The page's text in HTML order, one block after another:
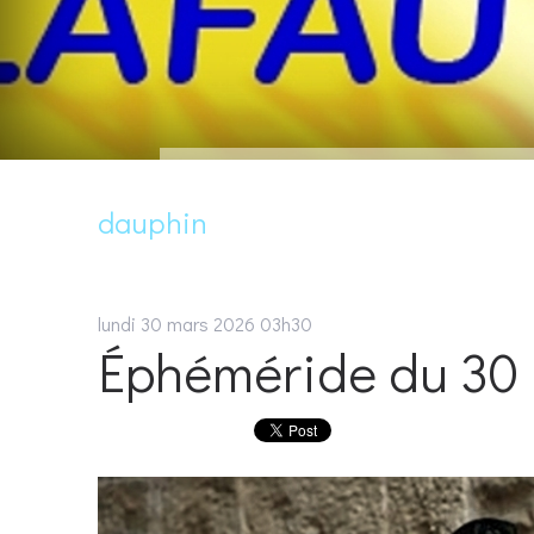
dauphin
lundi 30 mars 2026 03h30
Éphéméride du